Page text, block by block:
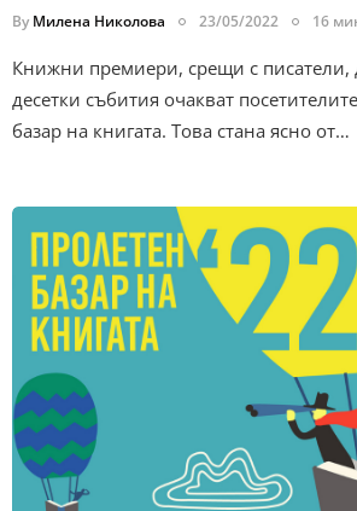
By Милена Николова 23/05/2022 16
Книжни премиери, срещи с писатели,
десетки събития очакват
базар на книгата. Това стана ясно от…